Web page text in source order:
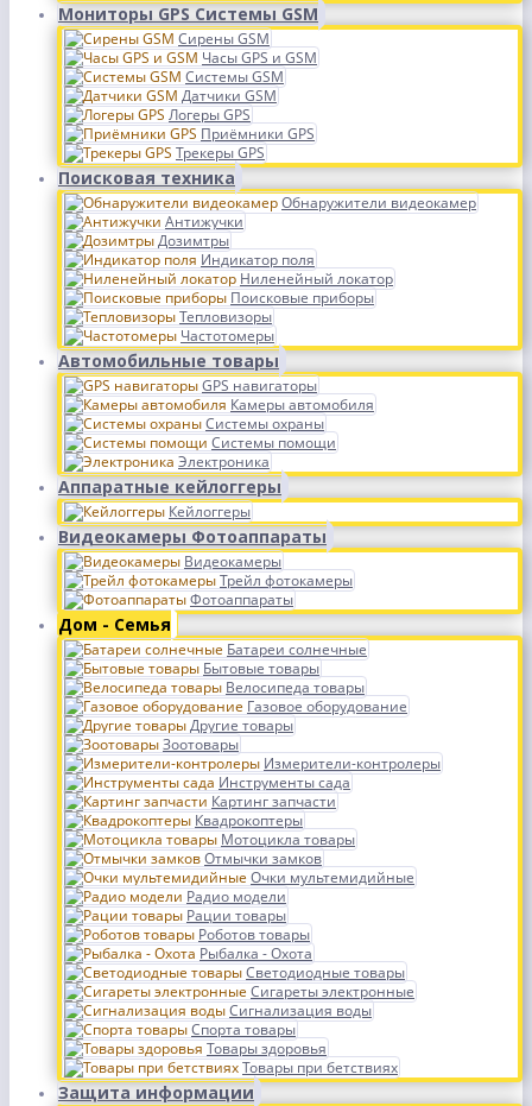
Мониторы GPS Системы GSM
Сирены GSM
Часы GPS и GSM
Системы GSM
Датчики GSM
Логеры GPS
Приёмники GPS
Трекеры GPS
Поисковая техника
Обнаружители видеокамер
Антижучки
Дозимтры
Индикатор поля
Ниленейный локатор
Поисковые приборы
Тепловизоры
Частотомеры
Автомобильные товары
GPS навигаторы
Камеры автомобиля
Системы охраны
Системы помощи
Электроника
Аппаратные кейлоггеры
Кейлоггеры
Видеокамеры Фотоаппараты
Видеокамеры
Трейл фотокамеры
Фотоаппараты
Дом - Семья
Батареи солнечные
Бытовые товары
Велосипеда товары
Газовое оборудование
Другие товары
Зоотовары
Измерители-контролеры
Инструменты сада
Картинг запчасти
Квадрокоптеры
Мотоцикла товары
Отмычки замков
Очки мультемидийные
Радио модели
Рации товары
Роботов товары
Рыбалка - Охота
Светодиодные товары
Сигареты электронные
Сигнализация воды
Спорта товары
Товары здоровья
Товары при бетствиях
Защита информации